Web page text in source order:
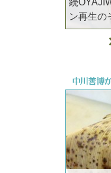
ン再生の